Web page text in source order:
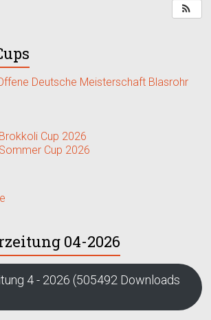
Deutsche Meisterschaft Blasrohr
Cup 2026
Cup 2026
04-2026
4 - 2026 (505492 Downloads